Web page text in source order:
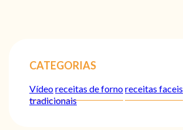
CATEGORIAS
Vídeoreceitas de fornoreceitas faceis
tradicionais